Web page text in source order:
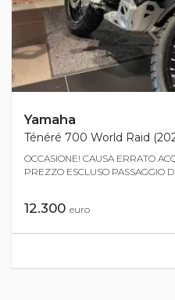
Yamaha
Ténéré 700 World Raid
OCCASIONE! CAUSA ERRATO
PREZZO ESCLUSO PASSAGGIO
12.300 euro